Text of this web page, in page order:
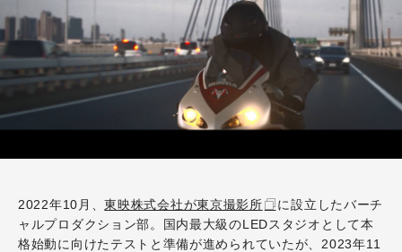
2022年10月、東映株式会社が東京撮影所
に設立したバーチ
ャルプロダクション部。国内最大級のLEDスタジオとして本
格始動に向けたテストと準備が進められていたが、2023年11